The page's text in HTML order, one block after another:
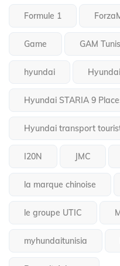
Formule 1
Game GAM
hyundai
Hyundai STARIA 9
Hyundai transport
I20N JMC
la marque chinoise
le groupe UTIC
myhundaitunisia